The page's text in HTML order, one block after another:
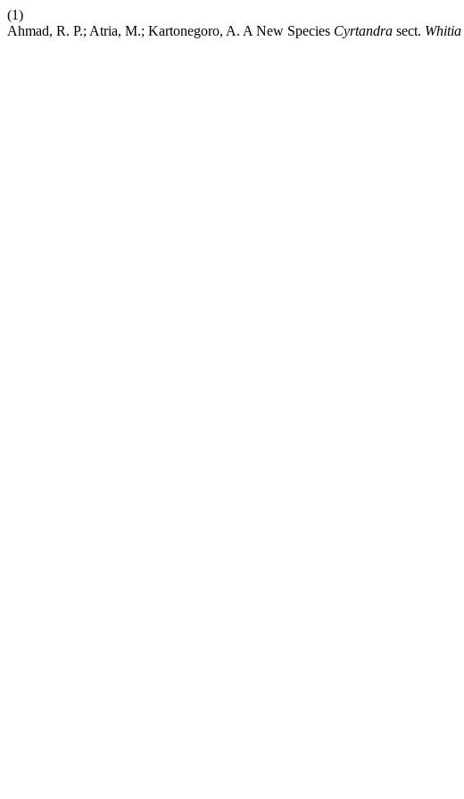
(1)
Ahmad, R. P.; Atria, M.; Kartonegoro, A. A New Species Cyrtandra sect. Whitia